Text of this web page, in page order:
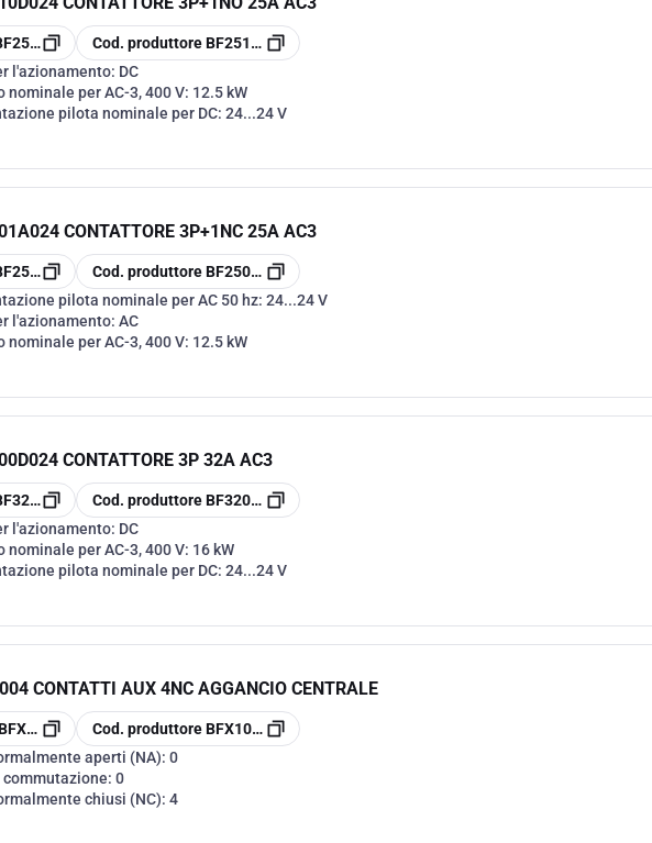
copia
Cod. produttoreBF2510D024
l'azionamento: DC
nominale per AC-3, 400 V: 12.5 kW
pilota nominale per DC: 24...24 V
CONTATTORE 3P+1NC 25A AC3
copia
Cod. produttoreBF2501A024
pilota nominale per AC 50 hz: 24...24 V
l'azionamento: AC
nominale per AC-3, 400 V: 12.5 kW
CONTATTORE 3P 32A AC3
copia
Cod. produttoreBF3200D024
l'azionamento: DC
nominale per AC-3, 400 V: 16 kW
pilota nominale per DC: 24...24 V
CONTATTI AUX 4NC AGGANCIO CENTRALE
copia
Cod. produttore BFX1004
aperti (NA): 0
0
chiusi (NC): 4